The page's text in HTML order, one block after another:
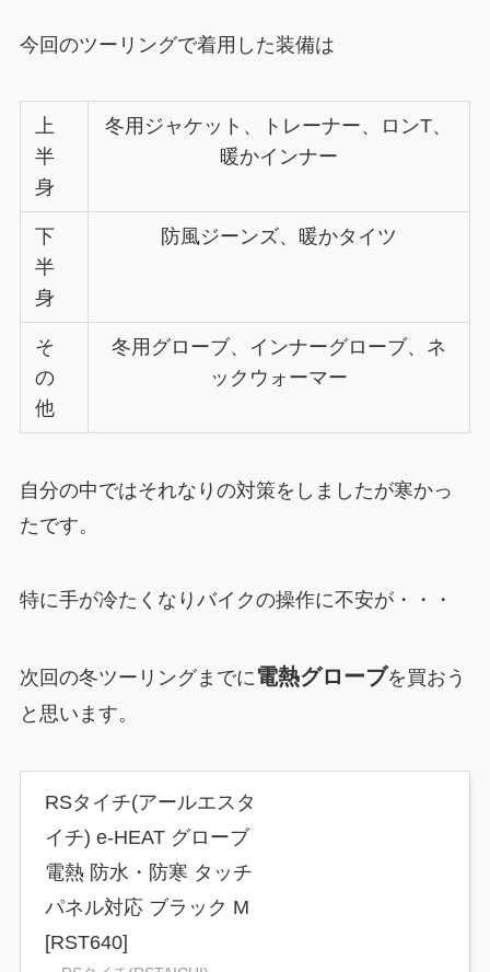
今回のツーリングで着用した装備は
上
半
身
冬用ジャケット、トレーナー、ロンT、
暖かインナー
下
半
身
防風ジーンズ、暖かタイツ
そ
の
他
冬用グローブ、インナーグローブ、ネ
ックウォーマー
自分の中ではそれなりの対策をしましたが寒かっ
たです。
特に手が冷たくなりバイクの操作に不安が・・・
次回の冬ツーリングまでに 電熱グローブを買おう
と思います。
RSタイチ(アールエスタ
イチ) e-HEAT グローブ
電熱 防水・防寒 タッチ
パネル対応 ブラック M
[RST640]